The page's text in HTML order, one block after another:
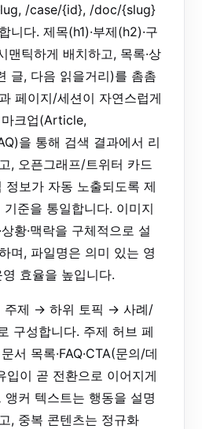
/case/{id}, /doc/{slug}
니다. 제목(h1)·부제(h2)·구
틱하게 배치하고, 목록·상
글, 다음 읽을거리)를 촘촘
페이지/세션이 자연스럽게
크업(Article,
을 통해 검색 결과에서 리
, 오픈그래프/트위터 카드
정보가 자동 노출되도록 제
기준을 통일합니다. 이미지
황·맥락을 구체적으로 설
며, 파일명은 의미 있는 영
효율을 높입니다.
주제 → 하위 토픽 → 사례/
구성합니다. 주제 허브 페
서 목록·FAQ·CTA(문의/데
입이 곧 전환으로 이어지게
앵커 텍스트는 행동을 설명
, 중복 콘텐츠는 정규화